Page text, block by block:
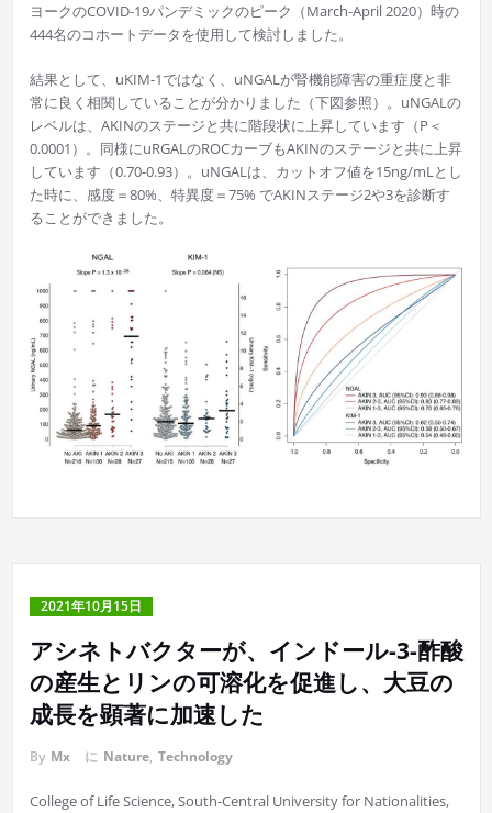
ヨークのCOVID-19パンデミックのピーク（March-April 2020）時の
444名のコホートデータを使用して検討しました。
結果として、uKIM-1ではなく、uNGALが腎機能障害の重症度と非
常に良く相関していることが分かりました（下図参照）。uNGALの
レベルは、AKINのステージと共に階段状に上昇しています（P＜
0.0001）。同様にuRGALのROCカーブもAKINのステージと共に上昇
しています（0.70-0.93）。uNGALは、カットオフ値を15ng/mLとし
た時に、感度＝80%、特異度＝75% でAKINステージ2や3を診断す
ることができました。
2021年10月15日
アシネトバクターが、インドール-3-酢酸
の産生とリンの可溶化を促進し、大豆の
成長を顕著に加速した
By Mx に Nature, Technology
College of Life Science, South-Central University for Nationalities,